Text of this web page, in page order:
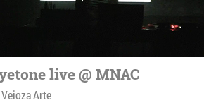
live @ MNAC
Arte